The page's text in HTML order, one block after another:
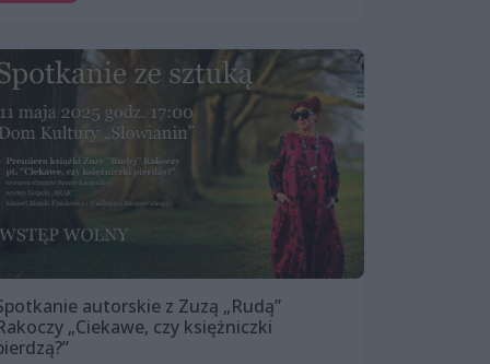
autorskie z Zuzą „Rudą”
„Ciekawe, czy księżniczki